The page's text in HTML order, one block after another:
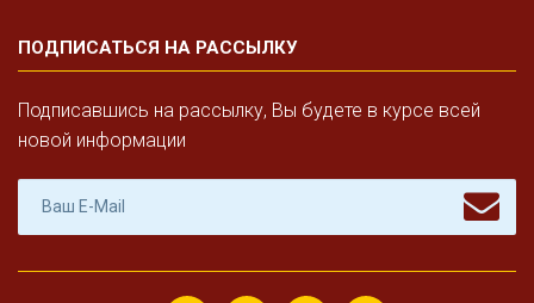
ПОДПИСАТЬСЯ НА РАССЫЛКУ
Подписавшись на рассылку, Вы будете в курсе всей
новой информации